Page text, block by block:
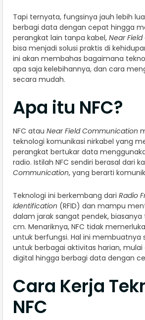
Tapi ternyata, fungsinya jauh lebih
berbagi data dengan cepat hingga
perangkat lain tanpa kabel, Near
bisa menjadi solusi praktis di
ini akan membahas bagaimana
apa saja kelebihannya, dan cara
secara mudah.
Apa itu NFC?
NFC atau Near Field Communication
teknologi komunikasi nirkabel yang
perangkat bertukar data
radio. Istilah NFC sendiri berasal dari
Communication, yang berarti
Teknologi ini berkembang dari Radio
Identification (RFID) dan mampu
dalam jarak sangat pendek, biasanya
cm. Menariknya, NFC tidak
untuk berfungsi. Hal ini membuatnya
untuk berbagai aktivitas harian,
digital hingga berbagi data dengan
Cara Kerja
NFC